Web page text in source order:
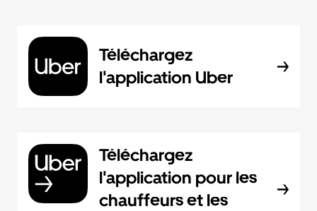
Téléchargez
l'application Uber
Téléchargez
l'application pour les
chauffeurs et les